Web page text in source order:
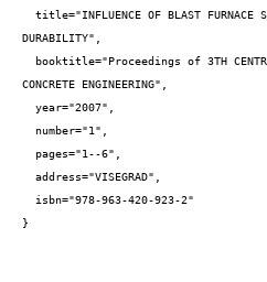
DURABILITY",
CONCRETE ENGINEERING",
}